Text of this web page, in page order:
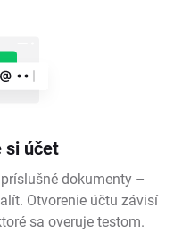
si účet
dokumenty –
Otvorenie účtu závisí
sa overuje testom.